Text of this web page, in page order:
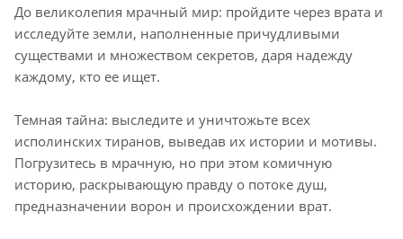
До великолепия мрачный мир: пройдите через врата и
исследуйте земли, наполненные причудливыми
существами и множеством секретов, даря надежду
каждому, кто ее ищет.
Темная тайна: выследите и уничтожьте всех
исполинских тиранов, выведав их истории и мотивы.
Погрузитесь в мрачную, но при этом комичную
историю, раскрывающую правду о потоке душ,
предназначении ворон и происхождении врат.